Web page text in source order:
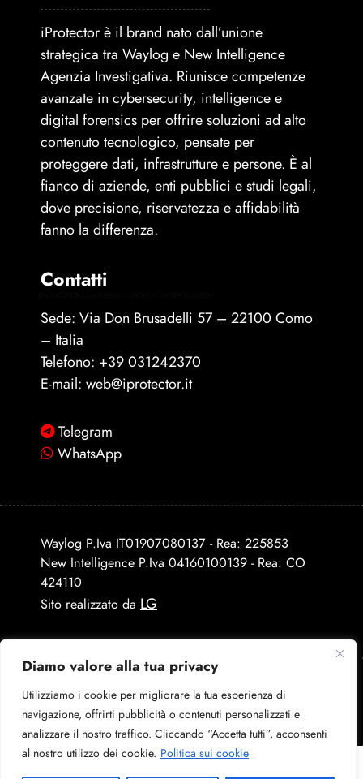
Diamo valore alla tua privacy
Utilizziamo i cookie per migliorare la tua esperienza di
navigazione, offrirti pubblicità o contenuti personalizzati e
analizzare il nostro traffico. Cliccando “Accetta tutti”, acconsenti
al nostro utilizzo dei cookie. Politica sui cookie
iProtector è il brand nato dall’unione
strategica tra Waylog e New Intelligence
Agenzia Investigativa. Riunisce competenze
avanzate in cybersecurity, intelligence e
digital forensics per offrire soluzioni ad alto
contenuto tecnologico, pensate per
proteggere dati, infrastrutture e persone. È al
fianco di aziende, enti pubblici e studi legali,
dove precisione, riservatezza e affidabilità
fanno la differenza.
Contatti
Sede: Via Don Brusadelli 57 – 22100 Como
– Italia
Telefono: +39 031242370
E-mail: web@iprotector.it
Telegram
WhatsApp
Waylog P.Iva IT01907080137 - Rea: 225853
New Intelligence P.Iva 04160100139 - Rea: CO
424110
Sito realizzato da LG